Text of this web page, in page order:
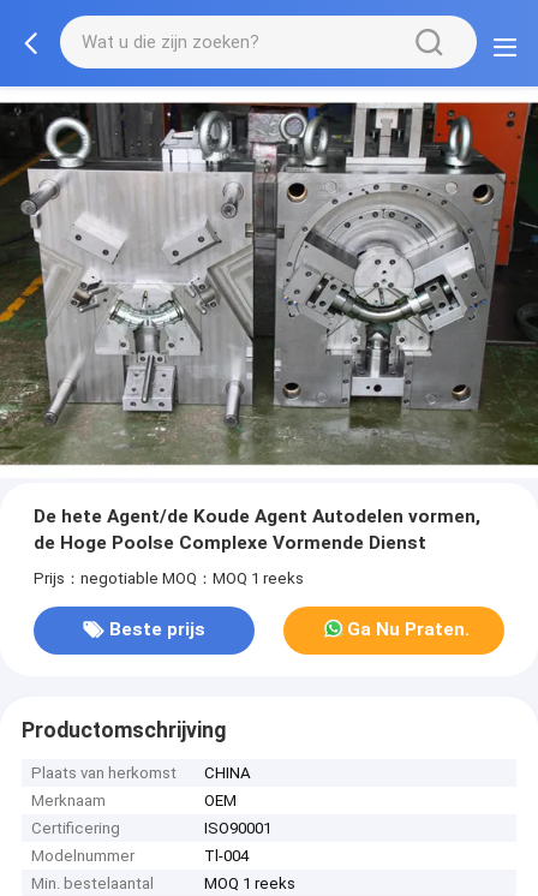
De hete Agent/de Koude Agent Autodelen vormen,
de Hoge Poolse Complexe Vormende Dienst
Prijs：negotiable MOQ：MOQ 1 reeks
Beste prijs Ga Nu Praten.
Productomschrijving
Plaats van herkomst
CHINA
Merknaam
OEM
Certificering
ISO90001
Modelnummer
Tl-004
Min. bestelaantal
MOQ 1 reeks